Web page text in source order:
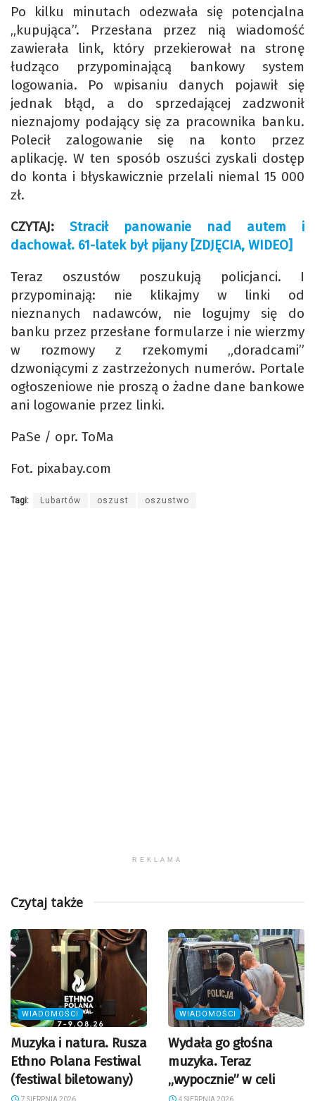
Po kilku minutach odezwała się potencjalna
„kupująca”. Przesłana przez nią wiadomość
zawierała link, który przekierował na stronę
łudząco przypominającą bankowy system
logowania. Po wpisaniu danych pojawił się
jednak błąd, a do sprzedającej zadzwonił
nieznajomy podający się za pracownika banku.
Polecił zalogowanie się na konto przez
aplikację. W ten sposób oszuści zyskali dostęp
do konta i błyskawicznie przelali niemal 15 000
zł.
CZYTAJ: Stracił panowanie nad autem i
dachował. 61-latek był pijany [ZDJĘCIA, WIDEO]
Teraz oszustów poszukują policjanci. I
przypominają: nie klikajmy w linki od
nieznanych nadawców, nie logujmy się do
banku przez przesłane formularze i nie wierzmy
w rozmowy z rzekomymi „doradcami”
dzwoniącymi z zastrzeżonych numerów. Portale
ogłoszeniowe nie proszą o żadne dane bankowe
ani logowanie przez linki.
PaSe / opr. ToMa
Fot. pixabay.com
Tagi: Lubartów oszust oszustwo
REKLAMA
Czytaj także
WIADOMOŚCI
Muzyka i natura. Rusza
Ethno Polana Festiwal
(festiwal biletowany)
7 SIERPNIA 2026
WIADOMOŚCI
Wydała go głośna
muzyka. Teraz
„wypocznie” w celi
4 SIERPNIA 2026